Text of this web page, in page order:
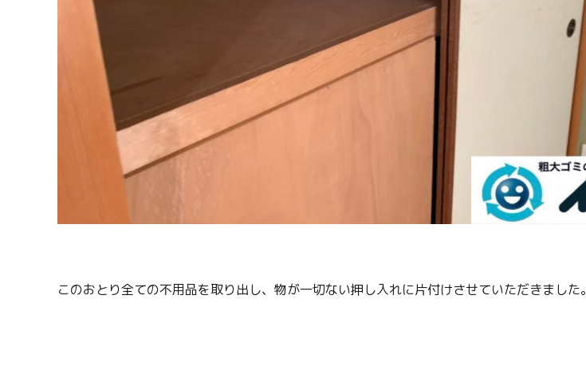
このおとり全ての不用品を取り出し、物が一切ない押し入れに片付けさせていただきました。